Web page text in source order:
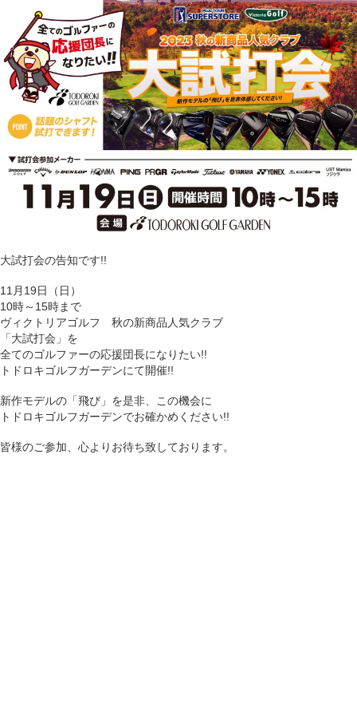
大試打会の告知です!!
11月19日（日）
10時～15時まで
ヴィクトリアゴルフ 秋の新商品人気クラブ
「大試打会」を
全てのゴルファーの応援団長になりたい!!
トドロキゴルフガーデンにて開催!!
新作モデルの「飛び」を是非、この機会に
トドロキゴルフガーデンでお確かめください!!
皆様のご参加、心よりお待ち致しております。